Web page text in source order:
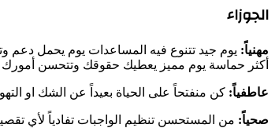
الجوزاء
مهنياً: يوم جيد تتنوع فيه المساعدات يوم يحمل دعم
أكثر حماسة يوم مميز يعطيك حقوقك وتتحسن
عاطفياً: كن منفتحاً على الحياة بعيداً عن الشك او
صحياً: من المستحسن تنظيم الواجبات تفادياً لأي